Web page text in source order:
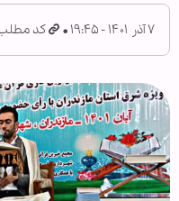
۷ آذر ۱۴۰۱ - ۱۹:۴۵ کد مطلب: